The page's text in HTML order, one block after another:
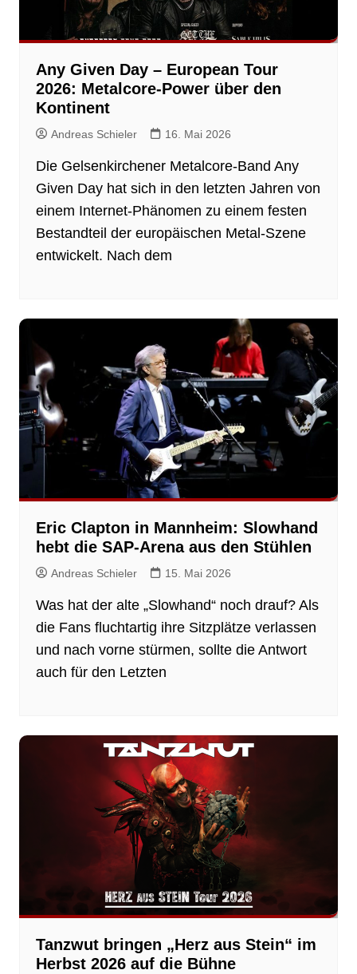
Any Given Day – European Tour
2026: Metalcore‑Power über den
Kontinent
Andreas Schieler 16. Mai 2026
Die Gelsenkirchener Metalcore‑Band Any
Given Day hat sich in den letzten Jahren von
einem Internet‑Phänomen zu einem festen
Bestandteil der europäischen Metal‑Szene
entwickelt. Nach dem
Eric Clapton in Mannheim: Slowhand
hebt die SAP-Arena aus den Stühlen
Andreas Schieler 15. Mai 2026
Was hat der alte „Slowhand“ noch drauf? Als
die Fans fluchtartig ihre Sitzplätze verlassen
und nach vorne stürmen, sollte die Antwort
auch für den Letzten
Tanzwut bringen „Herz aus Stein“ im
Herbst 2026 auf die Bühne